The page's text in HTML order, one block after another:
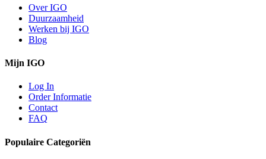
Over IGO
Duurzaamheid
Werken bij IGO
Blog
Mijn IGO
Log In
Order Informatie
Contact
FAQ
Populaire Categoriën